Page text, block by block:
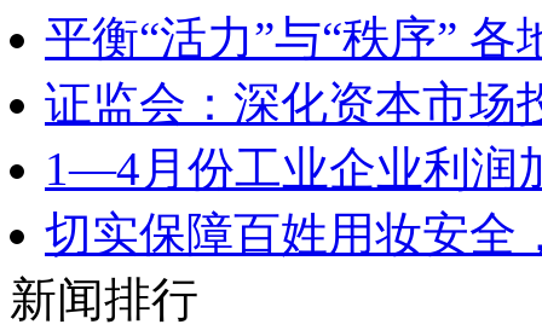
平衡“活力”与“秩序”
证监会：深化资本市场
1—4月份工业企业利润
切实保障百姓用妆安全
新闻排行